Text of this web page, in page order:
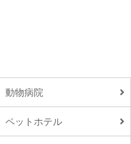
動物病院
ペットホテル